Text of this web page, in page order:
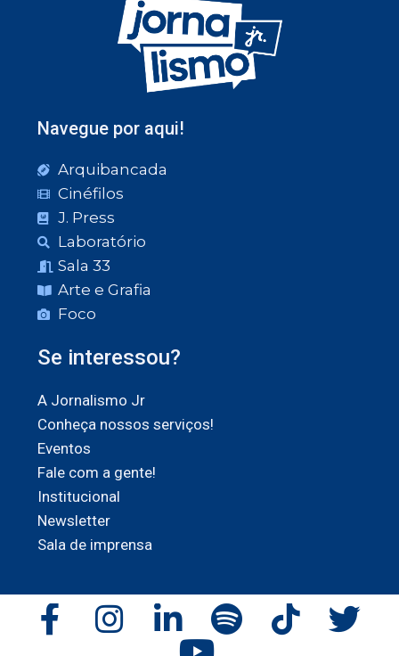
Navegue por aqui!
Arquibancada
Cinéfilos
J. Press
Laboratório
Sala 33
Arte e Grafia
Foco
Se interessou?
A Jornalismo Jr
Conheça nossos serviços!
Eventos
Fale com a gente!
Institucional
Newsletter
Sala de imprensa